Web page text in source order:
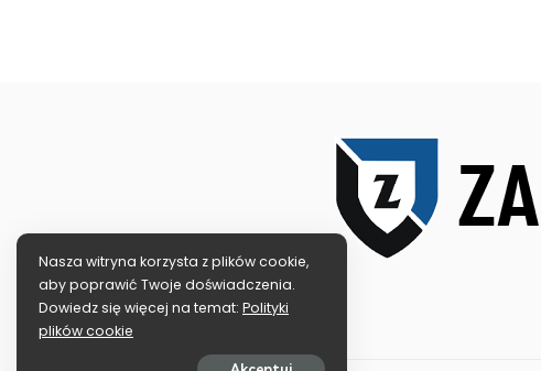
Nasza witryna korzysta z plików cookie,
aby poprawić Twoje doświadczenia.
Dowiedz się więcej na temat: Polityki
plików cookie